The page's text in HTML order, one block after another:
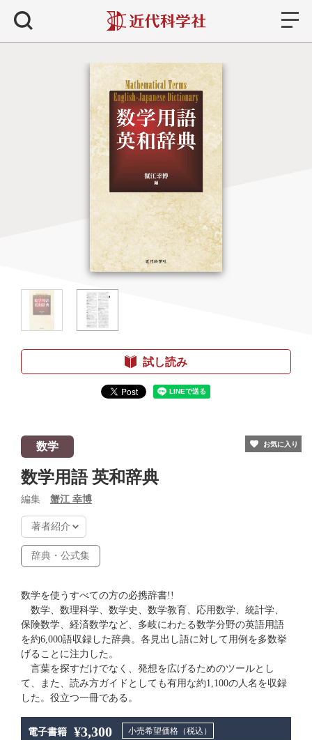
試し読み
数学
数学用語 英和辞典
編集 蟹江 幸博
著者紹介
辞典・公式集
数学を使うすべての方の必携辞書!!
数学、数理科学、数学史、数学教育、応用数学、統計学、
保険数学、経済数学など、多岐にわたる数学分野の英語用語
を約6,000語収録した辞典。各見出し語に対して用例を多数挙
げることに注力した。
言葉を探すだけでなく、発想を広げるためのツールとし
て、また、読み方ガイドとしても有用な約1,100の人名を収録
した。役立つ一冊である。
電子書籍 ¥3,300 小売希望価格（税込）
お気に入り